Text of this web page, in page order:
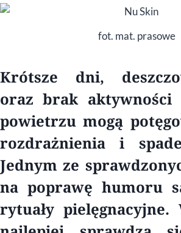
fot. mat. prasowe
Krótsze dni,
oraz brak aktywności
powietrzu mogą
rozdrażnienia i
Jednym ze
na poprawę humoru
rytuały